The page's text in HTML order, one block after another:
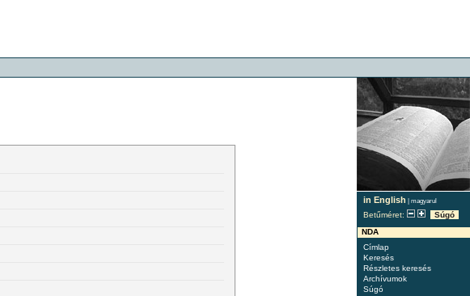
in English | magyarul
Betűméret:
Súgó
NDA
Címlap
Keresés
Részletes keresés
Archívumok
Súgó